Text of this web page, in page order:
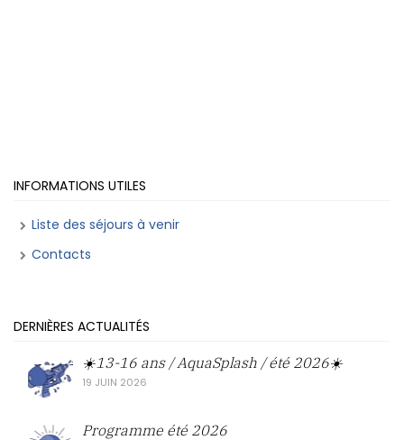
INFORMATIONS UTILES
Liste des séjours à venir
Contacts
DERNIÈRES ACTUALITÉS
☀️13-16 ans / AquaSplash / été 2026☀️
19 JUIN 2026
Programme été 2026